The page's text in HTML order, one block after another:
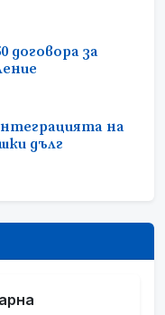
договора за
на
дълг